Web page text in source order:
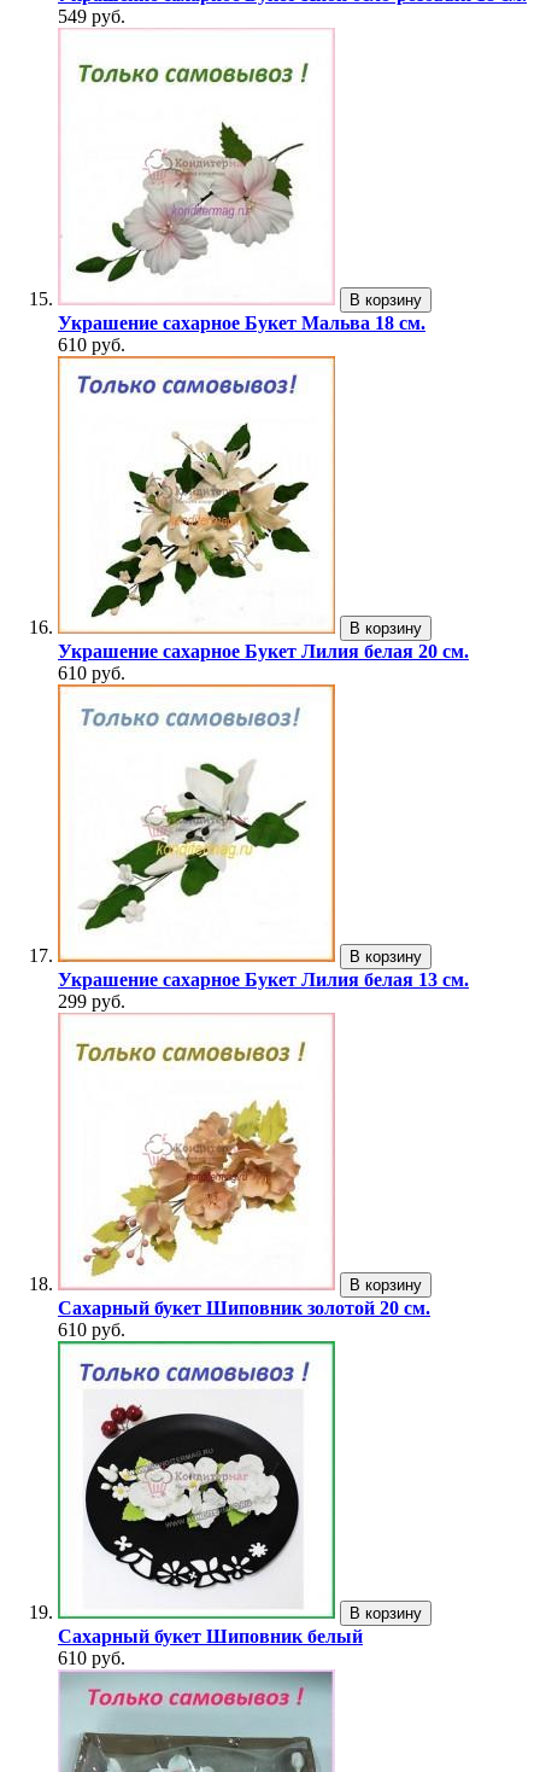
549 руб.
В корзину
Украшение сахарное Букет Мальва 18 см.
610 руб.
В корзину
Украшение сахарное Букет Лилия белая 20 см.
610 руб.
В корзину
Украшение сахарное Букет Лилия белая 13 см.
299 руб.
В корзину
Сахарный букет Шиповник золотой 20 см.
610 руб.
В корзину
Сахарный букет Шиповник белый
610 руб.